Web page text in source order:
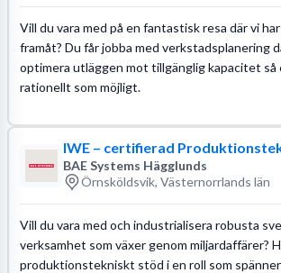
Vill du vara med på en fantastisk resa där vi
framåt? Du får jobba med verkstadsplanering
optimera utläggen mot tillgänglig kapacitet
rationellt som möjligt.
IWE – certifierad
BAE Systems Hägglunds
Örnsköldsvik, Västernorrlands län
Vill du vara med och industrialisera robusta
verksamhet som växer genom miljardaffärer?
produktionstekniskt stöd i en roll som